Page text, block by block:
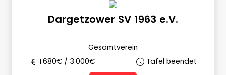
Dargetzower SV 1963 e.V.
Gesamtverein
1.680€ / 3.000€ Tafel beendet